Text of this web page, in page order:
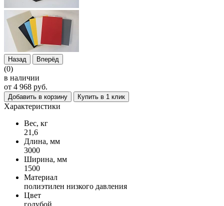
Назад Вперёд
(0)
в наличии
от 4 968 руб.
Добавить в корзину Купить в 1 клик
Характеристики
Вес, кг
21,6
Длина, мм
3000
Ширина, мм
1500
Материал
полиэтилен низкого давления
Цвет
голубой